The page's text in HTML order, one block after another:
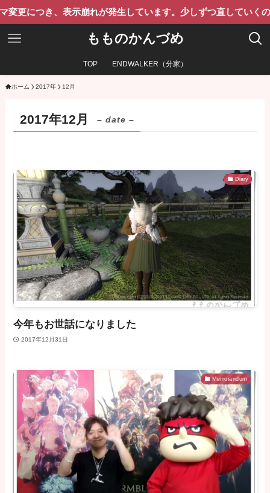
き、表示崩れが発生しています。少しずつ直していくのでご了
もものかんづめ
TOP ENDWALKER（分家）
ホーム 2017年 12月
2017年12月 – date –
Diary
今年もお世話になりました
2017年12月31日
Memorandum